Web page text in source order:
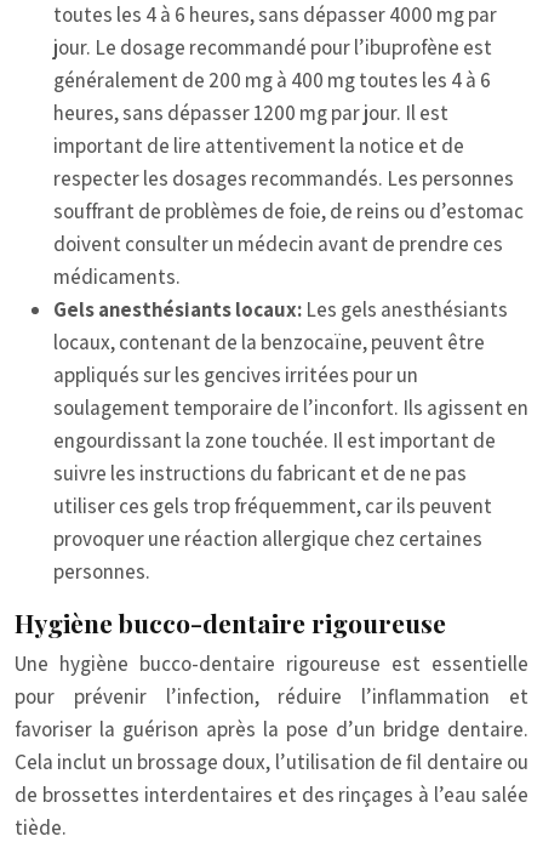
toutes les 4 à 6 heures, sans dépasser 4000 mg par
jour. Le dosage recommandé pour l’ibuprofène est
généralement de 200 mg à 400 mg toutes les 4 à 6
heures, sans dépasser 1200 mg par jour. Il est
important de lire attentivement la notice et de
respecter les dosages recommandés. Les personnes
souffrant de problèmes de foie, de reins ou d’estomac
doivent consulter un médecin avant de prendre ces
médicaments.
Gels anesthésiants locaux: Les gels anesthésiants
locaux, contenant de la benzocaïne, peuvent être
appliqués sur les gencives irritées pour un
soulagement temporaire de l’inconfort. Ils agissent en
engourdissant la zone touchée. Il est important de
suivre les instructions du fabricant et de ne pas
utiliser ces gels trop fréquemment, car ils peuvent
provoquer une réaction allergique chez certaines
personnes.
Hygiène bucco-dentaire rigoureuse
Une hygiène bucco-dentaire rigoureuse est essentielle
pour prévenir l’infection, réduire l’inflammation et
favoriser la guérison après la pose d’un bridge dentaire.
Cela inclut un brossage doux, l’utilisation de fil dentaire ou
de brossettes interdentaires et des rinçages à l’eau salée
tiède.